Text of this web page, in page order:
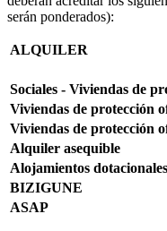
serán ponderados):
ALQUILER
Sociales - Viviendas de
Viviendas de protección
Viviendas de protección
Alquiler asequible
Alojamientos dotacionales
BIZIGUNE
ASAP